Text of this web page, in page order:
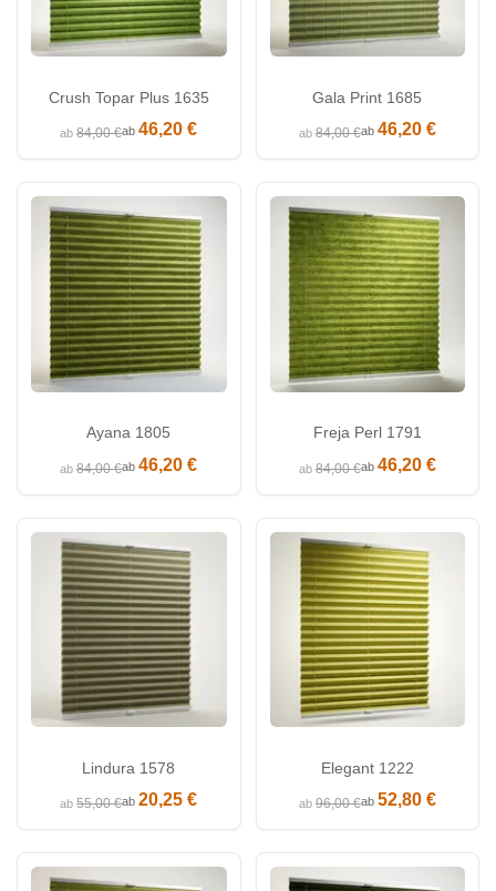
Crush Topar Plus 1635
ab84,00 €ab46,20 €
Gala Print 1685
ab84,00 €ab 46,20 €
Ayana 1805
ab84,00 €ab46,20 €
Freja Perl 1791
ab84,00 €ab 46,20 €
Lindura 1578
ab55,00 €ab20,25 €
Elegant 1222
ab96,00 €ab 52,80 €